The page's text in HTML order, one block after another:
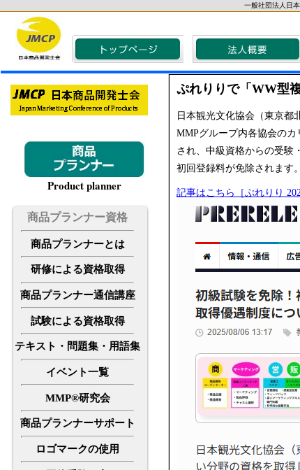
一般社団法人日
Product planner
商品プランナー資格
商品プランナーとは
研修による資格取得
商品プランナー通信講座
試験による資格取得
テキスト・問題集・用語集
イベント一覧
MMP®研究会
商品プランナーサポート
ロゴマークの使用
ぷれりりで「WW型
日本観光文化協会（東京
MMPグループ内各協会の
され、中級資格からの受験
初回登録料が免除されます。
記事はこちら［ぷれりり